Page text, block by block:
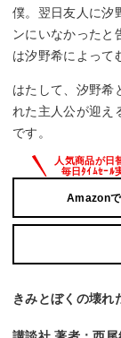
僕。翌日友人に汐
ンにいなかったと
は汐野希によって
はたして、汐野希
れた主人公が迎え
です。
Amazon
きみとぼくの壊れ